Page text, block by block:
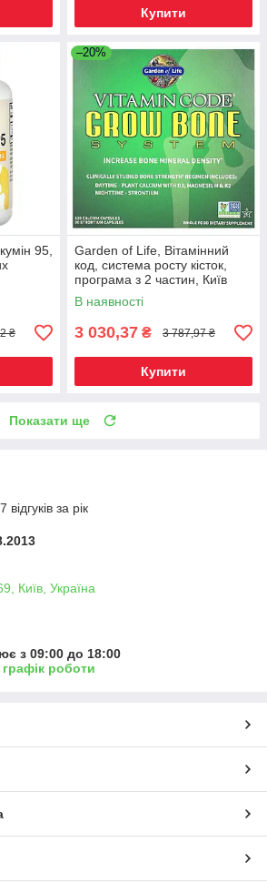
Купити
95,
₴
–20%
Garden of Life, Вітамінний
код, система росту кісток,
програма з 2 частин, Київ
В наявності
3 030,37 ₴ 3 787,97 ₴
Купити
Показати ще
за рік
Київ, Україна
з 09:00 до 18:00
роботи